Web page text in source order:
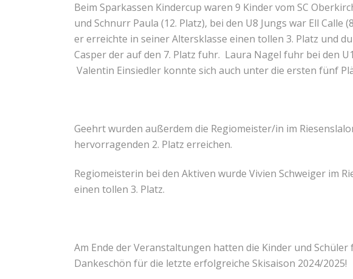
Beim Sparkassen Kindercup waren 9 Kinder vom SC
und Schnurr Paula (12. Platz), bei den U8 Jungs war Ell
er erreichte in seiner Altersklasse einen tollen 3. Platz und
Casper der auf den 7. Platz fuhr. Laura Nagel fuhr bei den
Valentin Einsiedler konnte sich auch unter die ersten fünf
Geehrt wurden außerdem die Regiomeister/in im
hervorragenden 2. Platz erreichen.
Regiomeisterin bei den Aktiven wurde Vivien Schweiger im
einen tollen 3. Platz.
Am Ende der Veranstaltungen hatten die Kinder und
Dankeschön für die letzte erfolgreiche Skisaison 2024/2025!